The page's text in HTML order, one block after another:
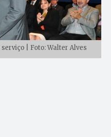
| Foto: Walter Alves